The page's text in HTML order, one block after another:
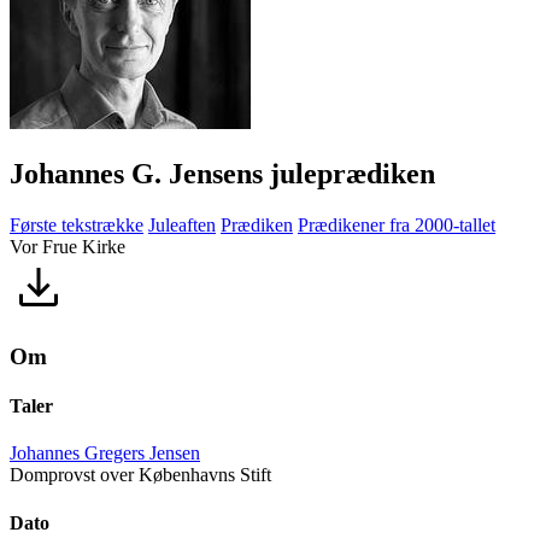
Johannes G. Jensens juleprædiken
Første tekstrække Juleaften Prædiken Prædikener fra 2000-tallet
Vor Frue Kirke
Om
Taler
Johannes Gregers Jensen
Domprovst over Københavns Stift
Dato